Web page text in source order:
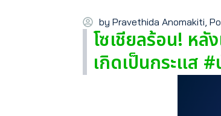
by Pravethida Anomakiti,
โซเชียลร้อน! หลั
เกิดเป็นกระแส